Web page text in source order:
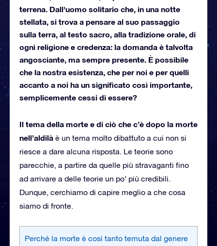
terrena. Dall'uomo solitario che, in una notte
stellata, si trova a pensare al suo passaggio
sulla terra, al testo sacro, alla tradizione orale, di
ogni religione e credenza: la domanda è talvolta
angosciante, ma sempre presente. È possibile
che la nostra esistenza, che per noi e per quelli
accanto a noi ha un significato così importante,
semplicemente cessi di essere?
Il tema della morte e di ciò che c’è dopo la morte
nell’aldilà è un tema molto dibattuto a cui non si
riesce a dare alcuna risposta. Le teorie sono
parecchie, a partire da quelle più stravaganti fino
ad arrivare a delle teorie un po’ più credibili.
Dunque, cerchiamo di capire meglio a che cosa
siamo di fronte.
Perché la morte è così tanto temuta dal genere